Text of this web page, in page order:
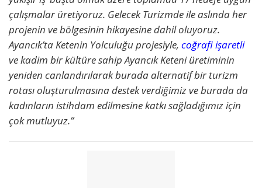
çalışmalar üretiyoruz. Gelecek Turizmde ile aslında her
projenin ve bölgesinin hikayesine dahil oluyoruz.
Ayancık’ta Ketenin Yolculuğu projesiyle, coğrafi işaretli
ve kadim bir kültüre sahip Ayancık Keteni üretiminin
yeniden canlandırılarak burada alternatif bir turizm
rotası oluşturulmasına destek verdiğimiz ve burada da
kadınların istihdam edilmesine katkı sağladığımız için
çok mutluyuz.”